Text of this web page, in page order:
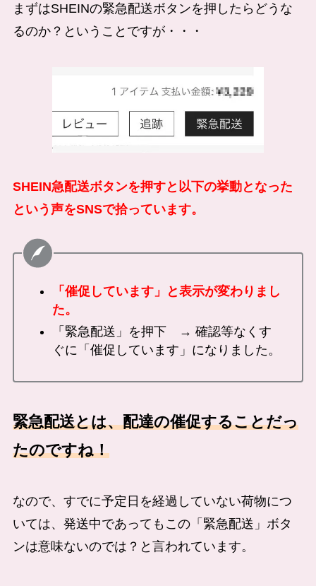
まずはSHEINの緊急配送ボタンを押したらどうな
るのか？ということですが・・・
SHEIN急配送ボタンを押すと以下の挙動となった
という声をSNSで拾っています。
「催促しています」と表示が変わりまし
た。
「緊急配送」を押下 → 確認等なくす
ぐに「催促しています」になりました。
緊急配送とは、配達の催促することだっ
たのですね！
なので、すでに予定日を経過していない荷物につ
いては、発送中であってもこの「緊急配送」ボタ
ンは意味ないのでは？と言われています。